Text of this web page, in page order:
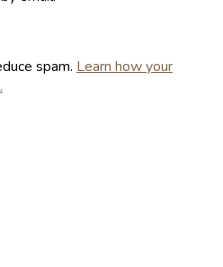
spam. Learn how your